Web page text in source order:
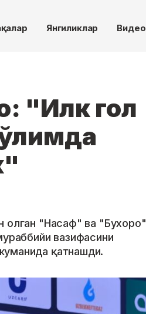
Янгиликлар Видео
"Илк гол
олган "Насаф" ва "Бухоро"
вазифасини
қатнашди.